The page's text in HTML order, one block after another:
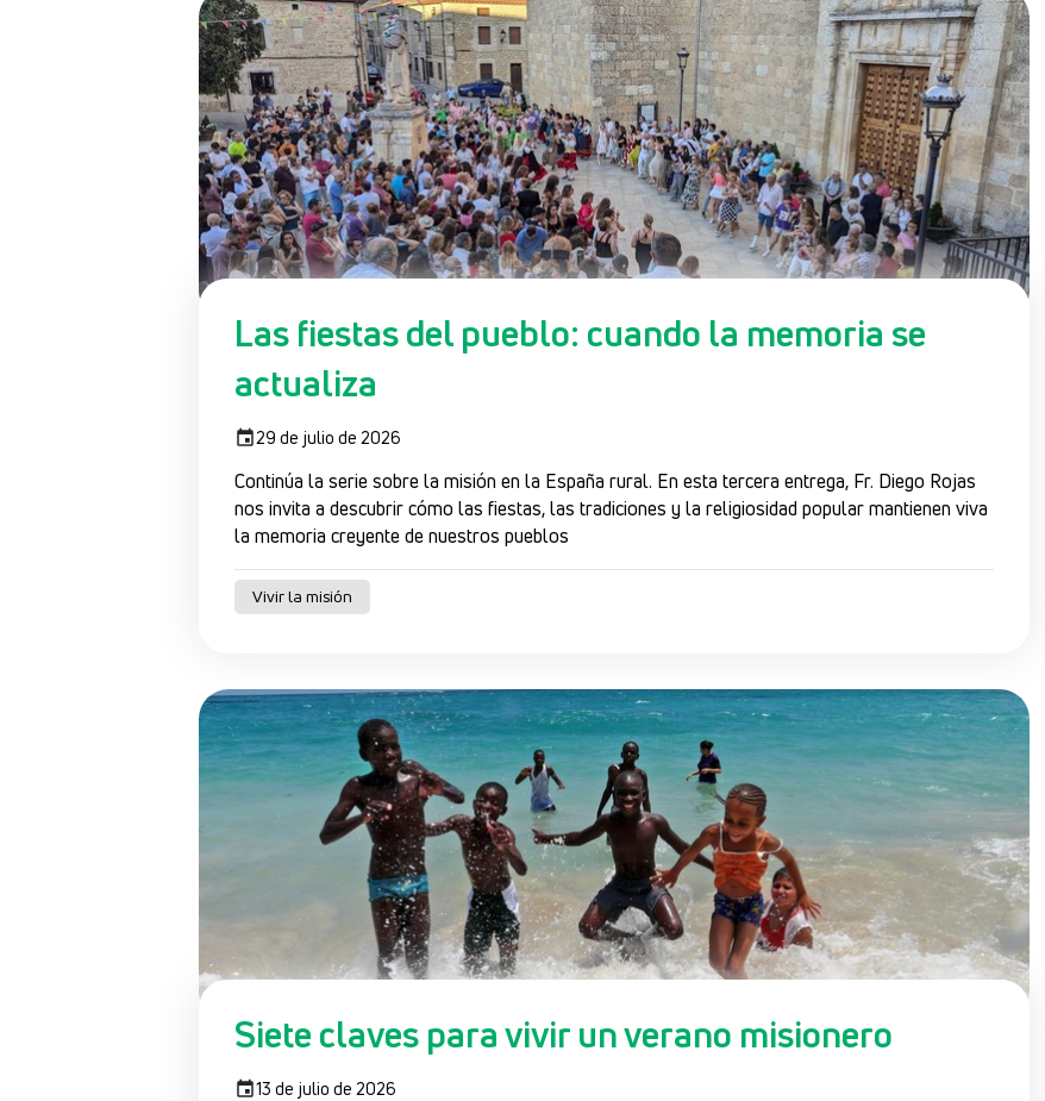
Las fiestas del pueblo: cuando la memoria se
actualiza
29 de julio de 2026
Continúa la serie sobre la misión en la España rural. En esta tercera entrega, Fr. Diego Rojas
nos invita a descubrir cómo las fiestas, las tradiciones y la religiosidad popular mantienen viva
la memoria creyente de nuestros pueblos
Vivir la misión
Siete claves para vivir un verano misionero
13 de julio de 2026